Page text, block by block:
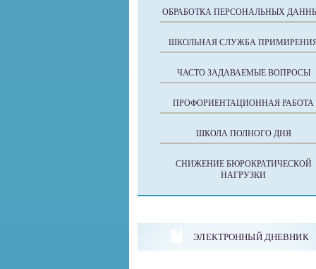
ОБРАБОТКА ПЕРСОНАЛЬНЫХ
ШКОЛЬНАЯ СЛУЖБА
ЧАСТО ЗАДАВАЕМЫЕ ВОПРОСЫ
ПРОФОРИЕНТАЦИОННАЯ РАБОТА
ШКОЛА ПОЛНОГО ДНЯ
СНИЖЕНИЕ БЮРОКРАТИЧЕСКОЙ
НАГРУЗКИ
ЭЛЕКТРОННЫЙ ДНЕВНИК